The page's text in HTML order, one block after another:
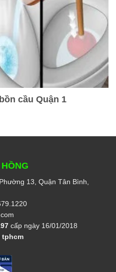
cầu Quận 1
13, Quận Tân Bình,
cấp ngày 16/01/2018
tphcm